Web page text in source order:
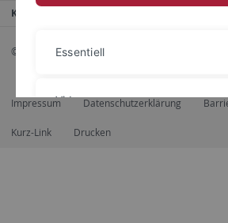
Kontaktinfo
© 2026 Eberhard Karls Universität Tübingen,
Impressum Datenschutzerklärung
Kurz-Link Drucken
Essentiell
Videos